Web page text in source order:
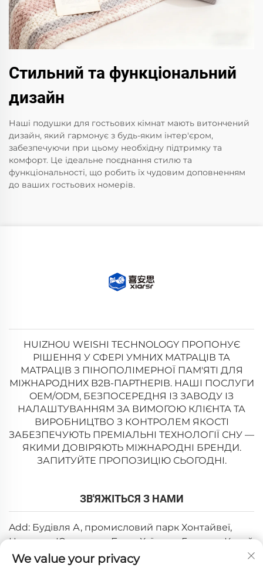
Стильний та функціональний
дизайн
Наші подушки для гостьових кімнат мають витончений
дизайн, який гармонує з будь-яким інтер'єром,
забезпечуючи при цьому необхідну підтримку та
комфорт. Це ідеальне поєднання стилю та
функціональності, що робить їх чудовим доповненням
до ваших гостьових номерів.
HUIZHOU WEISHI TECHNOLOGY ПРОПОНУЄ
РІШЕННЯ У СФЕРІ УМНИХ МАТРАЦІВ ТА
МАТРАЦІВ З ПІНОПОЛІМЕРНОЇ ПАМ'ЯТІ ДЛЯ
МІЖНАРОДНИХ B2B-ПАРТНЕРІВ. НАШІ ПОСЛУГИ
OEM/ODM, БЕЗПОСЕРЕДНЯ ІЗ ЗАВОДУ ІЗ
НАЛАШТУВАННЯМ ЗА ВИМОГОЮ КЛІЄНТА ТА
ВИРОБНИЦТВО З КОНТРОЛЕМ ЯКОСТІ
ЗАБЕЗПЕЧУЮТЬ ПРЕМІАЛЬНІ ТЕХНОЛОГІЇ СНУ —
ЯКИМИ ДОВІРЯЮТЬ МІЖНАРОДНІ БРЕНДИ.
ЗАПИТУЙТЕ ПРОПОЗИЦІЮ СЬОГОДНІ.
ЗВ'ЯЖІТЬСЯ З НАМИ
Add: Будівля А, промисловий парк Хонтайвеї,
Цзютань, Юаньчжоу, Боло, Хуїчжоу, Гуандун, Китай
Ел. пошта:[email protected]
We value your privacy